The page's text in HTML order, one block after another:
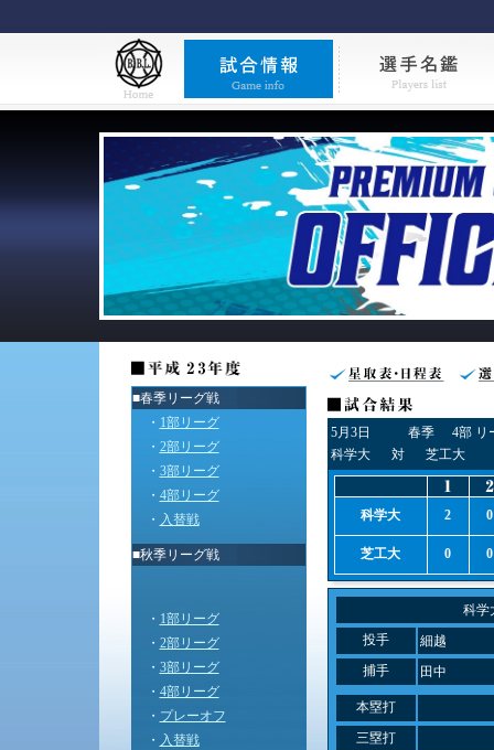
■春季リーグ戦
・ 1部リーグ
・ 2部リーグ
・ 3部リーグ
・ 4部リーグ
・ 入替戦
■秋季リーグ戦
・ 1部リーグ
・ 2部リーグ
・ 3部リーグ
・ 4部リーグ
・ プレーオフ
・ 入替戦
5月3日 春季
4部 リ
科学大
対 芝工大
科学大 2 0
芝工大 0 0
科学
投手
細越
捕手
田中
本塁打
三塁打